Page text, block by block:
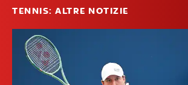
TENNIS: ALTRE NOTIZIE